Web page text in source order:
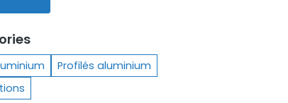
Profilés aluminium